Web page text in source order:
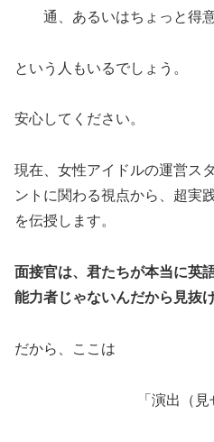
通、あるいはちょっと得
という人もいるでしょう。
安心してください。
現在、女性アイドルの運営ス
ントに関わる視点から、超実
を伝授します。
面接官は、君たちが本当に英
能力者じゃないんだから見抜
だから、ここは
「演出（見